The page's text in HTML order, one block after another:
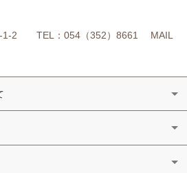
2-1-2 TEL：054（352）8661 MAIL